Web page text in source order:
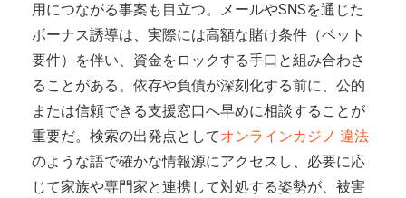
用につながる事案も目立つ。メールやSNSを通じた
ボーナス誘導は、実際には高額な賭け条件（ベット
要件）を伴い、資金をロックする手口と組み合わさ
ることがある。依存や負債が深刻化する前に、公的
または信頼できる支援窓口へ早めに相談することが
重要だ。検索の出発点としてオンラインカジノ 違法
のような語で確かな情報源にアクセスし、必要に応
じて家族や専門家と連携して対処する姿勢が、被害